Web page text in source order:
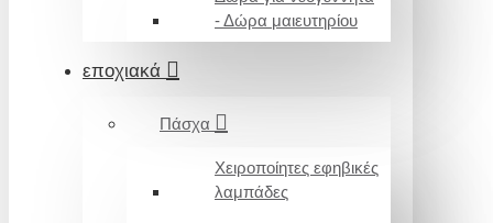
- Δώρα μαιευτηρίου
εποχιακά
Πάσχα
Χειροποίητες εφηβικές
λαμπάδες